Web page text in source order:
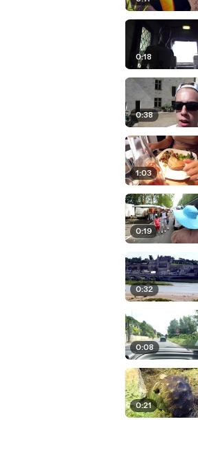
0:18
0:38
1:03
0:19
0:32
0:08
0:21